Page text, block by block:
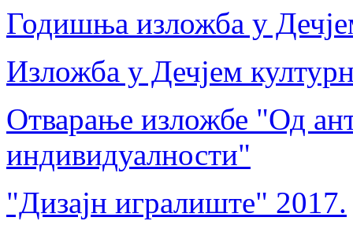
Годишња изложба у
Изложба у Дечјем
Отварање изложбе "Од
индивидуалности"
"Дизајн игралиште" 2017.